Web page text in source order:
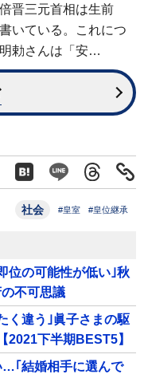
晋三元首相は生前
いている。これにつ
勅さんは「安…
社会 #皇室 #皇位継承
位の可能性が低い｣秋
不可思議
く違う｣眞子さまの駆
2021下半期BEST5】
…｢結婚相手に選んで